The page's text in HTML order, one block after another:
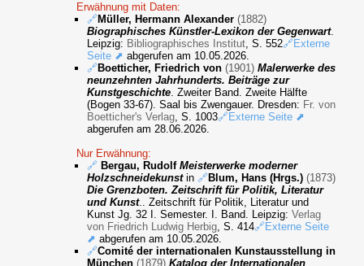
Erwähnung mit Daten:
🔗Müller, Hermann Alexander (1882)
Biographisches Künstler-Lexikon der Gegenwart.
Leipzig: Bibliographisches Institut, S. 552🔗Externe
Seite ⬈ abgerufen am 10.05.2026.
🔗Boetticher, Friedrich von (1901) Malerwerke des
neunzehnten Jahrhunderts. Beiträge zur
Kunstgeschichte. Zweiter Band. Zweite Hälfte
(Bogen 33-67). Saal bis Zwengauer. Dresden: Fr. von
Boetticher's Verlag, S. 1003🔗Externe Seite ⬈
abgerufen am 28.06.2026.
Nur Erwähnung:
🔗 Bergau, RudolfMeisterwerke moderner
Holzschneidekunstin🔗Blum, Hans (Hrgs.) (1873)
Die Grenzboten. Zeitschrift für Politik, Literatur
und Kunst.. Zeitschrift für Politik, Literatur und
Kunst Jg. 32 I. Semester. I. Band. Leipzig:Verlag
von Friedrich Ludwig Herbig, S. 414🔗Externe Seite
⬈ abgerufen am 10.05.2026.
🔗Comité der internationalen Kunstausstellung in
München (1879) Katalog der Internationalen